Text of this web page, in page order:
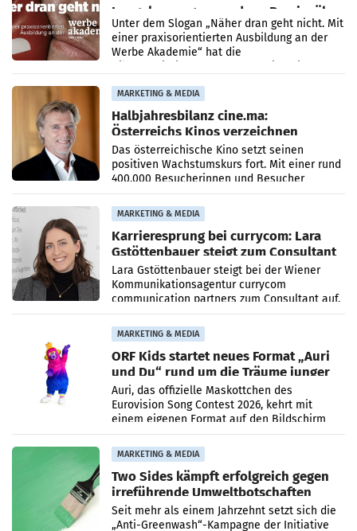
Imagekampagne rund um Praxisnähe
Unter dem Slogan „Näher dran geht nicht. Mit
einer praxisorientierten Ausbildung an der
Werbe Akademie“ hat die
MARKETING & MEDIA
Halbjahresbilanz cine.ma:
Österreichs Kinos verzeichnen
400.000 Besucher mehr
Das österreichische Kino setzt seinen
positiven Wachstumskurs fort. Mit einer rund
400.000 Besucherinnen und Besucher
höheren Nettoreichweite im ersten Halbjahr
2026 gegenüber dem
MARKETING & MEDIA
Karrieresprung bei currycom: Lara
Gstöttenbauer steigt zum Consultant
auf
Lara Gstöttenbauer steigt bei der Wiener
Kommunikationsagentur currycom
communication partners zum Consultant auf.
Die 27-jährige Beraterin betreut Kundinnen
und Kunden in den Bereichen
MARKETING & MEDIA
ORF Kids startet neues Format „Auri
und Du“ rund um die Träume junger
Menschen
Auri, das offizielle Maskottchen des
Eurovision Song Contest 2026, kehrt mit
einem eigenen Format auf den Bildschirm
zurück. In der neuen Sendung „Auri und Du“
bei ORF Kids steht
MARKETING & MEDIA
Two Sides kämpft erfolgreich gegen
irreführende Umweltbotschaften
beim Papiereinsatz
Seit mehr als einem Jahrzehnt setzt sich die
„Anti-Greenwash“-Kampagne der Initiative